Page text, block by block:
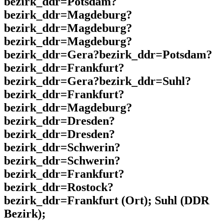
bezirk_ddr=Magdeburg?
bezirk_ddr=Magdeburg?
bezirk_ddr=Magdeburg?
bezirk_ddr=Gera?bezirk_ddr=Potsdam?
bezirk_ddr=Frankfurt?
bezirk_ddr=Gera?bezirk_ddr=Suhl?
bezirk_ddr=Frankfurt?
bezirk_ddr=Magdeburg?
bezirk_ddr=Dresden?
bezirk_ddr=Dresden?
bezirk_ddr=Schwerin?
bezirk_ddr=Schwerin?
bezirk_ddr=Frankfurt?
bezirk_ddr=Rostock?
bezirk_ddr=Frankfurt (Ort); Suhl (DDR
Bezirk);